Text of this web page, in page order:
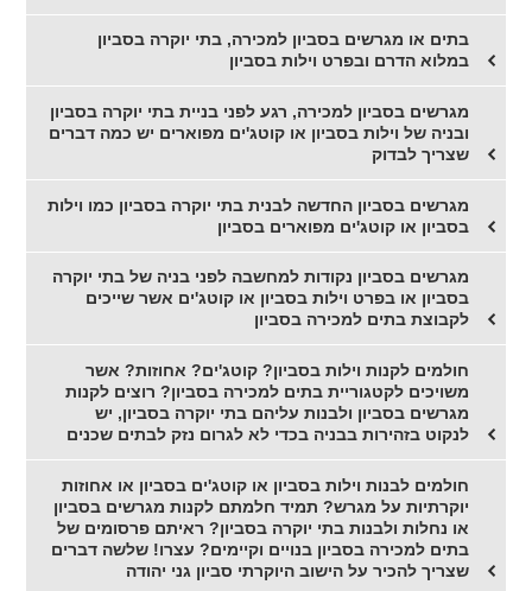
בתים או מגרשים בסביון למכירה, בתי יוקרה בסביון
במלוא הדרם ובפרט וילות בסביון
מגרשים בסביון למכירה, רגע לפני בניית בתי יוקרה בסביון
ובניה של וילות בסביון או קוטג'ים מפוארים יש כמה דברים
שצריך לבדוק
מגרשים בסביון החדשה לבנית בתי יוקרה בסביון כמו וילות
בסביון או קוטג'ים מפוארים בסביון
מגרשים בסביון נקודות למחשבה לפני בניה של בתי יוקרה
בסביון או בפרט וילות בסביון או קוטג'ים אשר שייכים
לקבוצת בתים למכירה בסביון
חולמים לקנות וילות בסביון? קוטג'ים? אחוזות? אשר
משויכים לקטגוריית בתים למכירה בסביון? רוצים לקנות
מגרשים בסביון ולבנות עליהם בתי יוקרה בסביון, יש
לנקוט בזהירות בבניה בכדי לא לגרום נזק לבתים שכנים
חולמים לבנות וילות בסביון או קוטג'ים בסביון או אחוזות
יוקרתיות על מגרש? תמיד חלמתם לקנות מגרשים בסביון
או נחלות ולבנות בתי יוקרה בסביון? ראיתם פרסומים של
בתים למכירה בסביון בנויים וקיימים? עצרו! שלשה דברים
שצריך להכיר על הישוב היוקרתי סביון גני יהודה